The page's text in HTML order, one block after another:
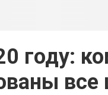
году: